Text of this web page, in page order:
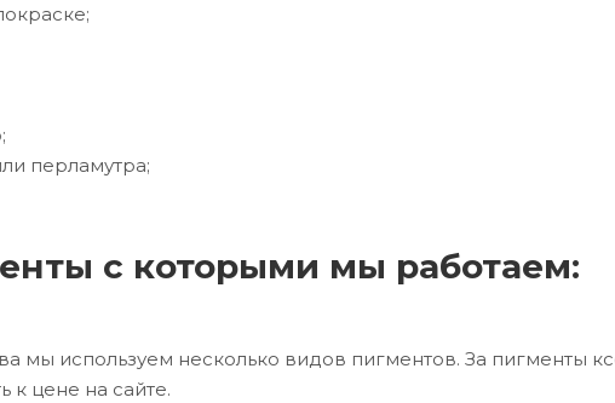
перламутра;
с которыми мы работаем:
мы используем несколько видов пигментов. За пигменты
к цене на сайте.